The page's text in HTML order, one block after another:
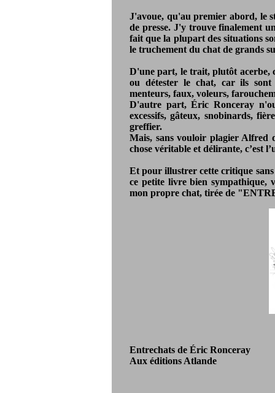
J'avoue, qu'au premier abord, le
de presse. J'y trouve finalement
fait que la plupart des situations
le truchement du chat de grands
D'une part, le trait, plutôt acerbe,
ou détester le chat, car ils sont
menteurs, faux, voleurs,
D'autre part, Éric Ronceray
excessifs, gâteux, snobinards,
greffier.
Mais, sans vouloir plagier Alfred
chose véritable et délirante, c’est
Et pour illustrer cette critique
ce petite livre bien
mon propre chat, tirée de
Entrechats de Éric Ronceray
Aux éditions Atlande